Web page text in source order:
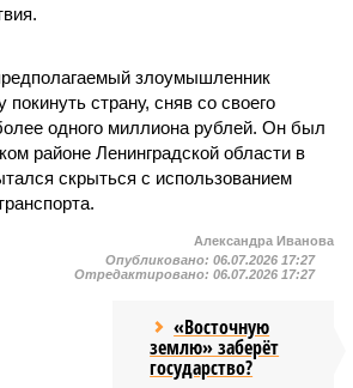
злоумышленник
страну, сняв со своего
одного миллиона рублей. Он был
районе Ленинградской области в
скрыться с использованием
Александра Иванова
Опубликовано: 06.07.2026 17:27
Отредактировано: 06.07.2026 17:27
«Восточную
землю» заберёт
государство?